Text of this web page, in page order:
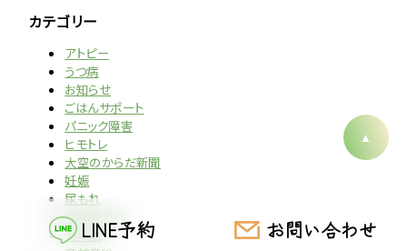
カテゴリー
アトピー
うつ病
お知らせ
ごはんサポート
パニック障害
ヒモトレ
大空のからだ新聞
妊娠
尿もれ
整体改善例
更年期LINE予約 お問い合わせ